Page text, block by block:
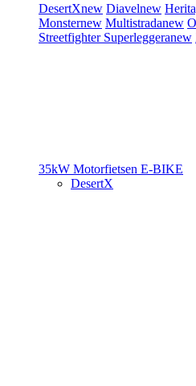
DesertXnew Diavelnew
Monsternew Multistradanew
Streetfighter Superleggeranew
35kW Motorfietsen E-BIKE
DesertX